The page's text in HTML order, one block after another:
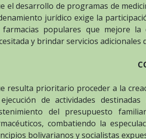
el desarrollo de programas de
jurídico exige la
farmacias populares que mejore la
y brindar servicios
resulta prioritario proceder a la
de actividades
del presupuesto
combatiendo la
bolivarianos y socialistas